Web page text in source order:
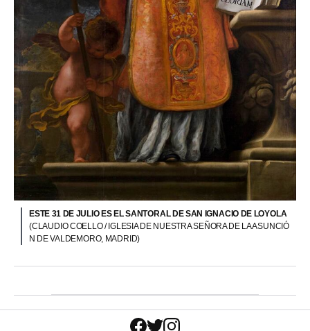
ESTE 31 DE JULIO ES EL SANTORAL DE SAN IGNACIO DE LOYOLA
(CLAUDIO COELLO / IGLESIA DE NUESTRA SEÑORA DE LA ASUNCIÓ
N DE VALDEMORO, MADRID)